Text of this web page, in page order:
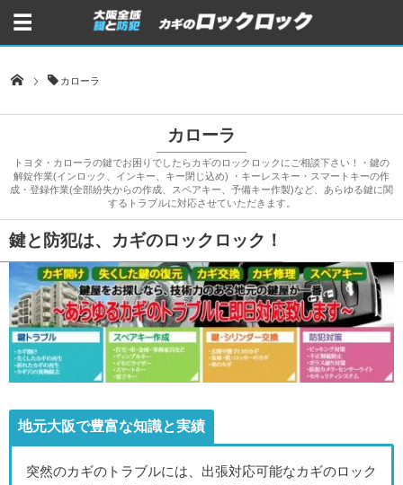
カローラ
カローラ
トヨタ・カローラの鍵でお困りでしたらカギのロックロックにご相談下さい！・鍵の
解錠作業(インロック、インキー、キー閉じ込め) ・キーレスキー・スマートキーの作
成・登録作業(全部紛失からの作成、スペアキー、予備キー作製)など、あらゆる鍵に関
するトラブルに対応させていただきます。
鍵と防犯は、カギのロックロック！
地元大阪で豊富な知識と実績
突然のカギのトラブルには、出張対応可能なカギのロック